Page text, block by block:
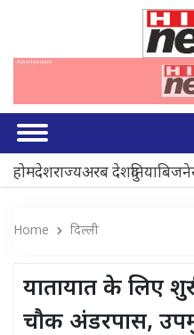
होमदेशराज्यअरब देशदुनिया
Home दिल्ली
यातायात के लिए
चौक अंडरपास,